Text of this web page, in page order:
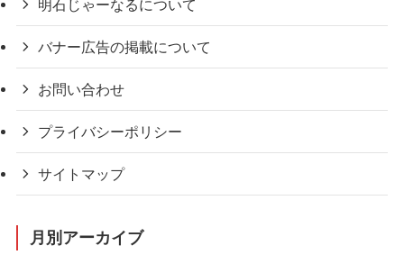
明石じゃーなるについて
バナー広告の掲載について
お問い合わせ
プライバシーポリシー
サイトマップ
月別アーカイブ